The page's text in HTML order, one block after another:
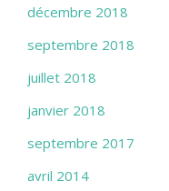
décembre 2018
septembre 2018
juillet 2018
janvier 2018
septembre 2017
avril 2014